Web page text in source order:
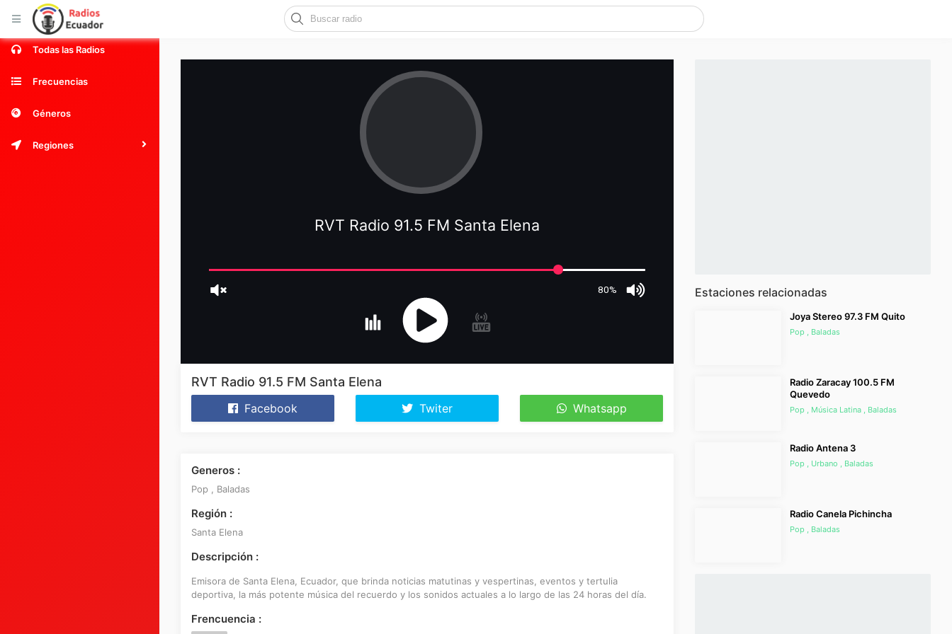
Inicio
Todas las Radios
Frecuencias
Géneros
Regiones
RVT Radio 91.5 FM Santa Elena
80%
RVT Radio 91.5 FM Santa Elena
Facebook Twiter Whatsapp
Generos :
Pop , Baladas
Región :
Santa Elena
Descripción :
Emisora de Santa Elena, Ecuador, que brinda noticias matutinas y vespertinas, eventos y tertulia
deportiva, la más potente música del recuerdo y los sonidos actuales a lo largo de las 24 horas del día.
Frencuencia :
Estaciones relacionadas
Joya Stereo 97.3 FM Quito
Pop , Baladas
Radio Zaracay 100.5 FM
Quevedo
Pop , Música Latina , Baladas
Radio Antena 3
Pop , Urbano , Baladas
Radio Canela Pichincha
Pop , Baladas